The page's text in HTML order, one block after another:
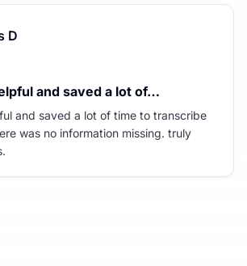
D
and saved a lot of…
and saved a lot of time to transcribe
was no information missing. truly